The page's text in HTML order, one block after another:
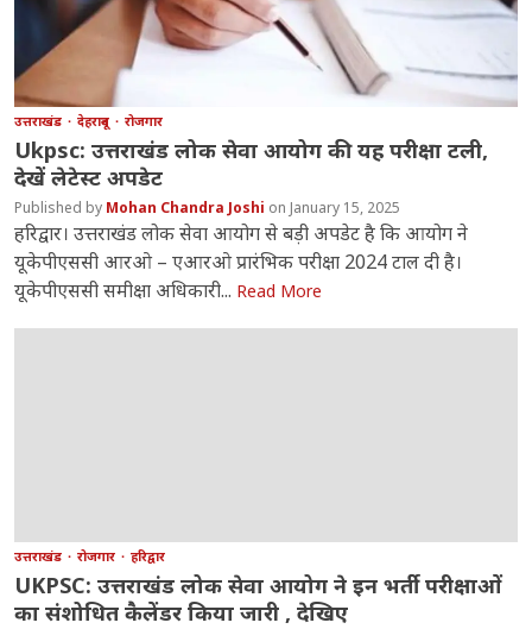
उत्तराखंड देहरादून रोजगार
Ukpsc: उत्तराखंड लोक सेवा आयोग की यह परीक्षा टली,
देखें लेटेस्ट अपडेट
Mohan Chandra Joshi January 15, 2025
हरिद्वार। उत्तराखंड लोक सेवा आयोग से बड़ी अपडेट है कि आयोग ने
यूकेपीएससी आरओ – एआरओ प्रारंभिक परीक्षा 2024 टाल दी है।
यूकेपीएससी समीक्षा अधिकारी... Read More
उत्तराखंड रोजगार हरिद्वार
UKPSC: उत्तराखंड लोक सेवा आयोग ने इन भर्ती परीक्षाओं
का संशोधित कैलेंडर किया जारी , देखिए